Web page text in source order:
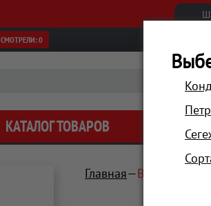
СМОТРЕЛИ:0
КАТАЛОГ ТОВАРОВ АКЦИИ
Главная